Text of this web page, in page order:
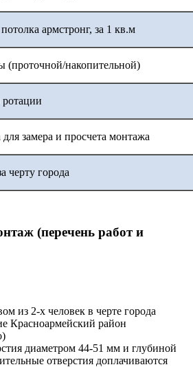
армстронг, за 1 кв.м
(проточной/накопительной)
ротации
замера и просчета монтажа
черту города
(перечень работ и
из 2-х человек в черте города
Красноармейский район
диаметром 44-51 мм и глубиной
отверстия доплачиваются